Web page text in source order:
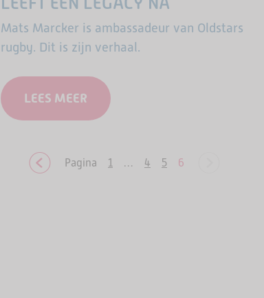
Mats Marcker is ambassadeur van Oldstars
rugby. Dit is zijn verhaal.
LEES MEER
Pagina 1 … 4 5 6